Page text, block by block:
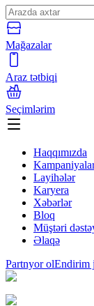
Mağazalar
Araz tətbiqi
Seçimlərim
Haqqımızda
Layihələr
Karyera
Xəbərlər
Bloq
Müştəri
Əlaqə
Partnyor olEndirim